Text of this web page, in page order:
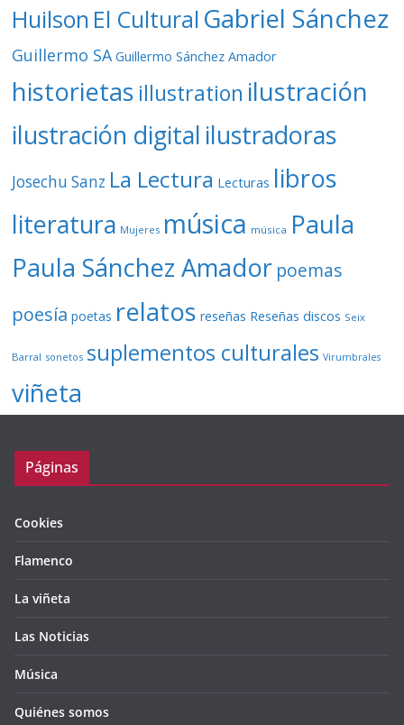
Huilson El Cultural Gabriel Sánchez
Guillermo SA Guillermo Sánchez Amador
historietas illustration ilustración
ilustración digital ilustradoras
Josechu Sanz La Lectura Lecturas libros
literatura Mujeres música música Paula
Paula Sánchez Amador poemas
poesía poetas relatos reseñas Reseñas discos Seix
Barral sonetos suplementos culturales Virumbrales
viñeta
Páginas
Cookies
Flamenco
La viñeta
Las Noticias
Música
Quiénes somos